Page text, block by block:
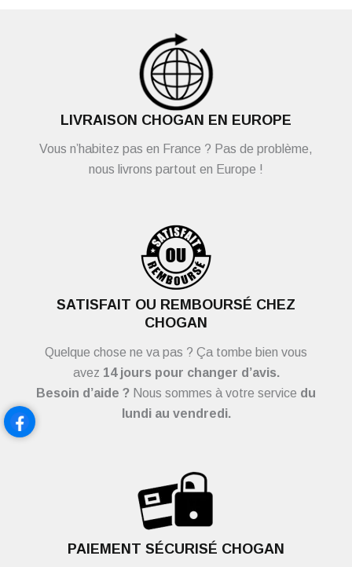
LIVRAISON CHOGAN EN EUROPE
Vous n’habitez pas en France ? Pas de problème,
nous livrons partout en Europe !
SATISFAIT OU REMBOURSÉ CHEZ
CHOGAN
Quelque chose ne va pas ? Ça tombe bien vous
avez 14 jours pour changer d’avis.
Besoin d’aide ? Nous sommes à votre service du
lundi au vendredi.
PAIEMENT SÉCURISÉ CHOGAN